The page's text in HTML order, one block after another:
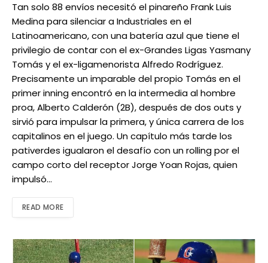
Tan solo 88 envíos necesitó el pinareño Frank Luis
Medina para silenciar a Industriales en el
Latinoamericano, con una batería azul que tiene el
privilegio de contar con el ex-Grandes Ligas Yasmany
Tomás y el ex-ligamenorista Alfredo Rodríguez.
Precisamente un imparable del propio Tomás en el
primer inning encontró en la intermedia al hombre
proa, Alberto Calderón (2B), después de dos outs y
sirvió para impulsar la primera, y única carrera de los
capitalinos en el juego. Un capítulo más tarde los
pativerdes igualaron el desafío con un rolling por el
campo corto del receptor Jorge Yoan Rojas, quien
impulsó…
READ MORE